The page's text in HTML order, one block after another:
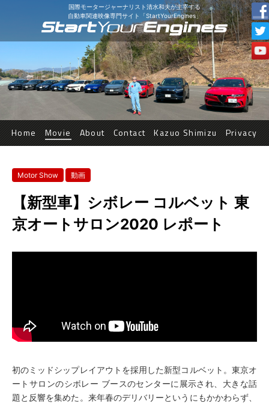
国際モータージャーナリスト清水和夫が主宰する
自動車関連映像専門サイト「StartYourEngines」
Home Movie About Contact Kazuo Shimizu Privacy
Motor Show 動画
【新型車】シボレー コルベット 東
京オートサロン2020 レポート
初のミッドシップレイアウトを採用した新型コルベット。東京オ
ートサロンのシボレー ブースのセンターに展示され、大きな話
題と反響を集めた。来年春のデリバリーというにもかかわらず、